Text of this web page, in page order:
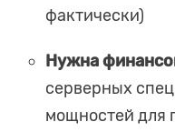
фактически)
Нужна
серверных
мощностей для